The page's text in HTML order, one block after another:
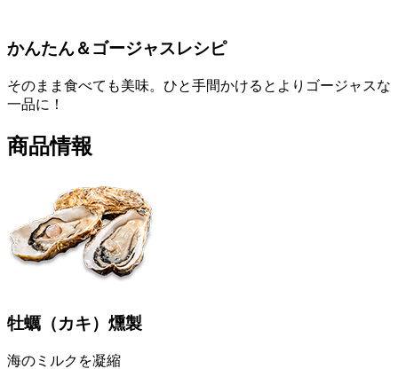
かんたん＆ゴージャスレシピ
そのまま食べても美味。ひと手間かけるとよりゴージャスな
一品に！
商品情報
牡蠣 （カキ） 燻製
海のミルクを凝縮